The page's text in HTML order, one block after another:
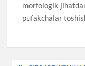
morfologik
pufakchalar